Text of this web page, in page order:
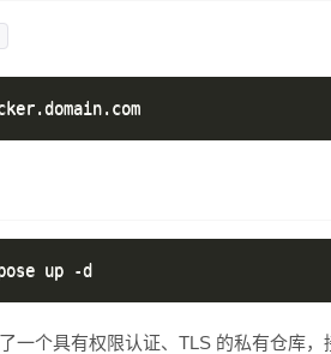
一个具有权限认证、TLS 的私有仓库